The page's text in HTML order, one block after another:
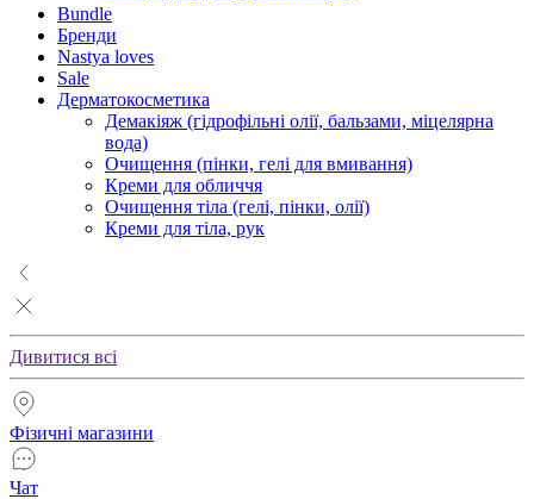
Bundle
Бренди
Nastya loves
Sale
Дерматокосметика
Демакіяж (гідрофільні олії, бальзами, міцелярна
вода)
Очищення (пінки, гелі для вмивання)
Креми для обличчя
Очищення тіла (гелі, пінки, олії)
Креми для тіла, рук
Дивитися всі
Фізичні магазини
Чат